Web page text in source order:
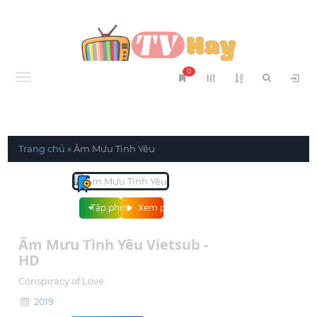
Menu
0
Trang chủ »Âm Mưu Tình Yêu
Xem phim
Tập phim
Âm Mưu Tình Yêu Vietsub -
HD
Conspiracy of Love
2019